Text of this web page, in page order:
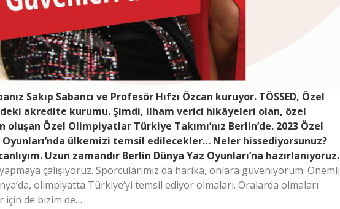
Sakıp Sabancı ve Profesör Hıfzı Özcan kuruyor. TÖSSED, Özel
akredite kurumu. Şimdi, ilham verici hikâyeleri olan, özel
Özel Olimpiyatlar Türkiye Takımı’nız Berlin’de. 2023 Özel
ülkemizi temsil edilecekler… Neler hissediyorsunuz?
Uzun zamandır Berlin Dünya Yaz Oyunları’na hazırlanıyoruz.
çalışıyoruz. Sporcularımız da harika, onlara güveniyorum. Önemli
olimpiyatta Türkiye’yi temsil ediyor olmaları. Oralarda olmaları
için de bizim de…